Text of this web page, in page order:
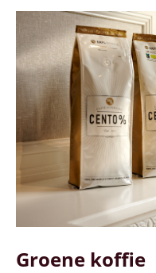
Groene koffie